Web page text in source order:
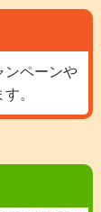
ンペーンや
。